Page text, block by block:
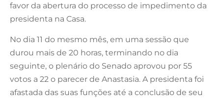
favor da abertura do processo de impedimento da
presidenta na Casa.
No dia 11 do mesmo mês, em uma sessão que
durou mais de 20 horas, terminando no dia
seguinte, o plenário do Senado aprovou por 55
votos a 22 o parecer de Anastasia. A presidenta foi
afastada das suas funções até a conclusão de seu